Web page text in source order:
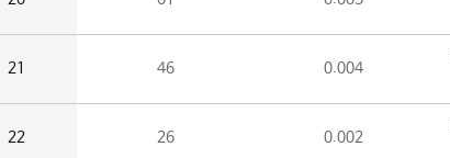
21 46 0.004
22 26 0.002